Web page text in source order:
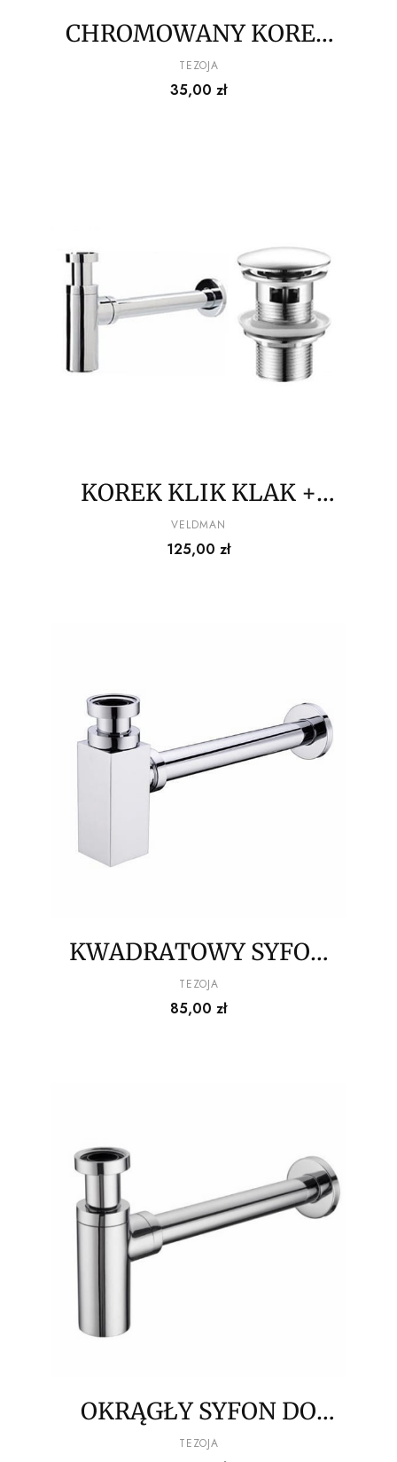
CHROMOWANY KOREK
KLIK KLAK
PRODUCENT
TEZOJA
Cena
35,00 zł
KOREK KLIK KLAK +
SYFON DO UMYWALEK
PRODUCENT
VELDMAN
Cena
125,00 zł
KWADRATOWY SYFON
DO UMYWALEK TEZOJA
PRODUCENT
TEZOJA
Cena
85,00 zł
OKRĄGŁY SYFON DO
UMYWALEK TEZOJA
PRODUCENT
TEZOJA